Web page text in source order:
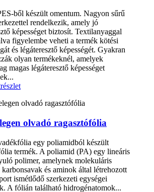
ből készült omentum. Nagyon sűrű
rendelkezik, amely jó
képességet biztosít. Textilanyaggal
figyelembe veheti a termék kötési
és légáteresztő képességét. Gyakran
olyan termékeknél, amelyek
magas légáteresztő képességet
részlet
olvadó ragasztófólia
egy poliamidból készült
termék. A poliamid (PA) egy lineáris
polimer, amelynek molekuláris
karbonsavak és aminok által létrehozott
ismétlődő szerkezeti egységei
A fólián található hidrogénatomok...